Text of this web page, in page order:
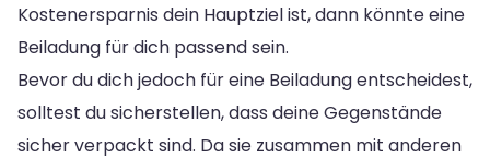
Kostenersparnis dein Hauptziel ist, dann könnte eine
Beiladung für dich passend sein.
Bevor du dich jedoch für eine Beiladung entscheidest,
solltest du sicherstellen, dass deine Gegenstände
sicher verpackt sind. Da sie zusammen mit anderen